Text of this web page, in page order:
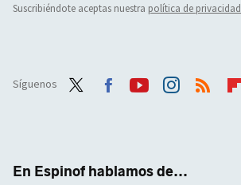
Suscribiéndote aceptas nuestra política de privacidad
Síguenos
En Espinof hablamos de...